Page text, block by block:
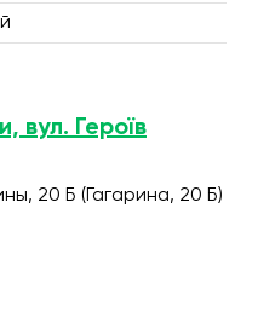
вул. Героїв
20 Б (Гагарина, 20 Б)